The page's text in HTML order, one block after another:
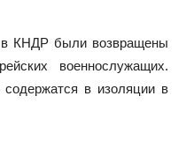
в КНДР были возвращены
военнослужащих.
в изоляции в